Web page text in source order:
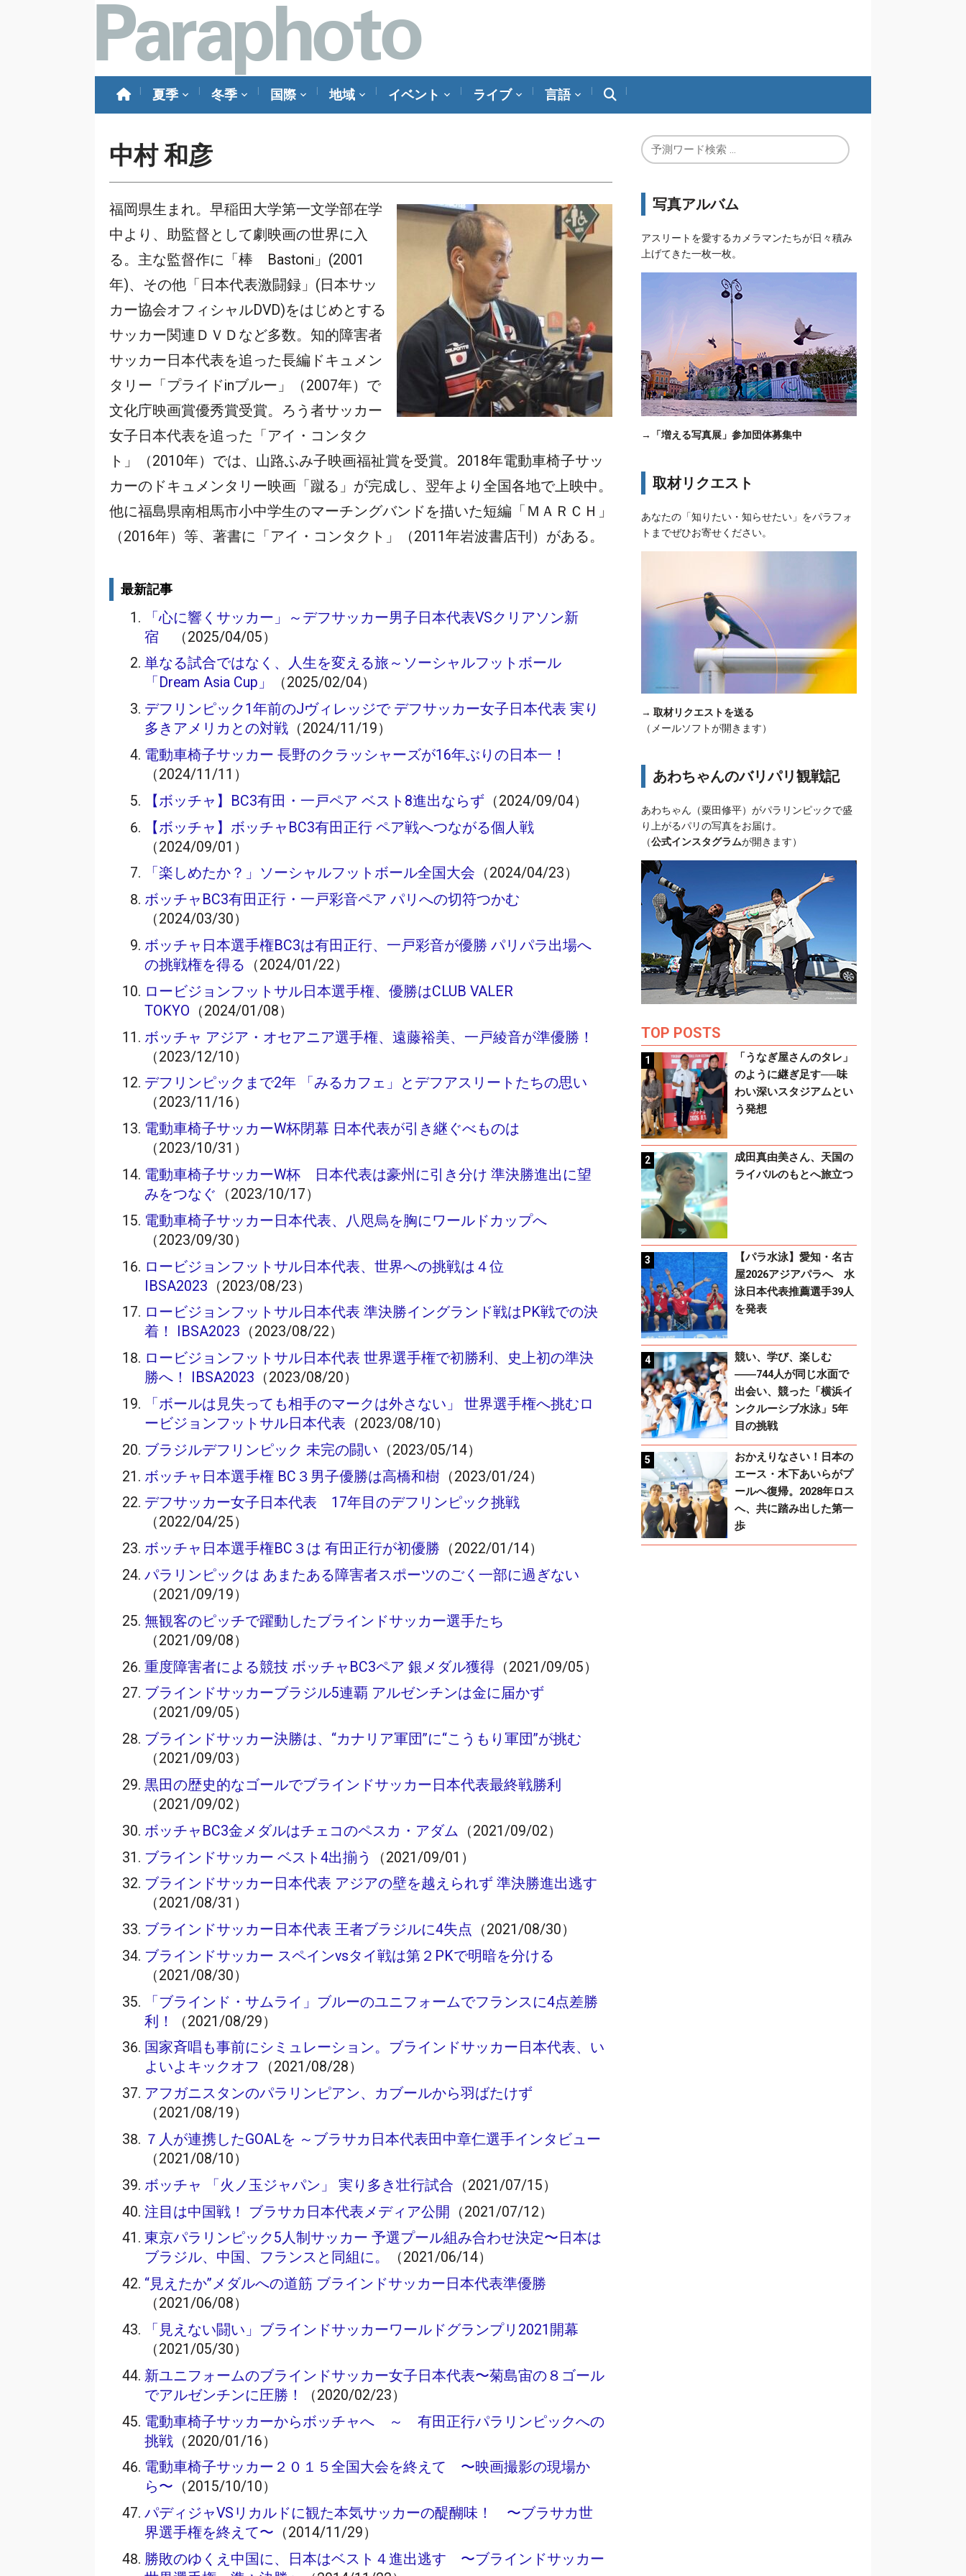
夏季 冬季 国際 地域 イベント ライブ 言語
中村 和彦
福岡県生まれ。早稲田大学第一文学部在学
中より、助監督として劇映画の世界に入
る。主な監督作に「棒 Bastoni」(2001
年)、その他「日本代表激闘録」(日本サッ
カー協会オフィシャルDVD)をはじめとする
サッカー関連ＤＶＤなど多数。知的障害者
サッカー日本代表を追った長編ドキュメン
タリー「プライドinブルー」（2007年）で
文化庁映画賞優秀賞受賞。ろう者サッカー
女子日本代表を追った「アイ・コンタク
ト」（2010年）では、山路ふみ子映画福祉賞を受賞。2018年電動車椅子サッ
カーのドキュメンタリー映画「蹴る」が完成し、翌年より全国各地で上映中。
他に福島県南相馬市小中学生のマーチングバンドを描いた短編「ＭＡＲＣＨ」
（2016年）等、著書に「アイ・コンタクト」（2011年岩波書店刊）がある。
最新記事
「心に響くサッカー」～デフサッカー男子日本代表VSクリアソン新
宿
（2025/04/05）
単なる試合ではなく、人生を変える旅～ソーシャルフットボール
「Dream Asia Cup」
（2025/02/04）
デフリンピック1年前のJヴィレッジで デフサッカー女子日本代表 実り
多きアメリカとの対戦 （2024/11/19）
電動車椅子サッカー 長野のクラッシャーズが16年ぶりの日本一！
（2024/11/11）
【ボッチャ】BC3有田・一戸ペア ベスト8進出ならず （2024/09/04）
【ボッチャ】ボッチャBC3有田正行 ペア戦へつながる個人戦
（2024/09/01）
「楽しめたか？」ソーシャルフットボール全国大会 （2024/04/23）
ボッチャBC3有田正行・一戸彩音ペア パリへの切符つかむ
（2024/03/30）
ボッチャ日本選手権BC3は有田正行、一戸彩音が優勝 パリパラ出場へ
の挑戦権を得る （2024/01/22）
ロービジョンフットサル日本選手権、優勝はCLUB VALER
TOKYO （2024/01/08）
ボッチャ アジア・オセアニア選手権、遠藤裕美、一戸綾音が準優勝！
（2023/12/10）
デフリンピックまで2年 「みるカフェ」とデフアスリートたちの思い
（2023/11/16）
電動車椅子サッカーW杯閉幕 日本代表が引き継ぐべものは
（2023/10/31）
電動車椅子サッカーW杯 日本代表は豪州に引き分け 準決勝進出に望
みをつなぐ （2023/10/17）
電動車椅子サッカー日本代表、八咫烏を胸にワールドカップへ
（2023/09/30）
ロービジョンフットサル日本代表、世界への挑戦は４位
IBSA2023 （2023/08/23）
ロービジョンフットサル日本代表 準決勝イングランド戦はPK戦での決
着！ IBSA2023 （2023/08/22）
ロービジョンフットサル日本代表 世界選手権で初勝利、史上初の準決
勝へ！ IBSA2023 （2023/08/20）
「ボールは見失っても相手のマークは外さない」 世界選手権へ挑むロ
ービジョンフットサル日本代表 （2023/08/10）
ブラジルデフリンピック 未完の闘い （2023/05/14）
ボッチャ日本選手権 BC３男子優勝は高橋和樹 （2023/01/24）
デフサッカー女子日本代表 17年目のデフリンピック挑戦
（2022/04/25）
ボッチャ日本選手権BC３は 有田正行が初優勝 （2022/01/14）
パラリンピックは あまたある障害者スポーツのごく一部に過ぎない
（2021/09/19）
無観客のピッチで躍動したブラインドサッカー選手たち
（2021/09/08）
重度障害者による競技 ボッチャBC3ペア 銀メダル獲得 （2021/09/05）
ブラインドサッカーブラジル5連覇 アルゼンチンは金に届かず
（2021/09/05）
ブラインドサッカー決勝は、“カナリア軍団”に“こうもり軍団”が挑む
（2021/09/03）
黒田の歴史的なゴールでブラインドサッカー日本代表最終戦勝利
（2021/09/02）
ボッチャBC3金メダルはチェコのペスカ・アダム （2021/09/02）
ブラインドサッカー ベスト4出揃う
（2021/09/01）
ブラインドサッカー日本代表 アジアの壁を越えられず 準決勝進出逃す
（2021/08/31）
ブラインドサッカー日本代表 王者ブラジルに4失点 （2021/08/30）
ブラインドサッカー スペインvsタイ戦は第２PKで明暗を分ける
（2021/08/30）
「ブラインド・サムライ」ブルーのユニフォームでフランスに4点差勝
利！
（2021/08/29）
国家斉唱も事前にシミュレーション。ブラインドサッカー日本代表、い
よいよキックオフ （2021/08/28）
アフガニスタンのパラリンピアン、カブールから羽ばたけず
（2021/08/19）
７人が連携したGOALを ～ブラサカ日本代表田中章仁選手インタビュー
（2021/08/10）
ボッチャ 「火ノ玉ジャパン」 実り多き壮行試合 （2021/07/15）
注目は中国戦！ ブラサカ日本代表メディア公開
（2021/07/12）
東京パラリンピック5人制サッカー 予選プール組み合わせ決定〜日本は
ブラジル、中国、フランスと同組に。
（2021/06/14）
“見えたか”メダルへの道筋 ブラインドサッカー日本代表準優勝
（2021/06/08）
「見えない闘い」ブラインドサッカーワールドグランプリ2021開幕
（2021/05/30）
新ユニフォームのブラインドサッカー女子日本代表〜菊島宙の８ゴール
でアルゼンチンに圧勝！
（2020/02/23）
電動車椅子サッカーからボッチャへ ～ 有田正行パラリンピックへの
挑戦 （2020/01/16）
電動車椅子サッカー２０１５全国大会を終えて 〜映画撮影の現場か
ら〜 （2015/10/10）
パディジャVSリカルドに観た本気サッカーの醍醐味！ 〜ブラサカ世
界選手権を終えて〜 （2014/11/29）
勝敗のゆくえ中国に、日本はベスト４進出逃す 〜ブラインドサッカー
写真アルバム
アスリートを愛するカメラマンたちが日々積み
上げてきた一枚一枚。
→ 「増える写真展」参加団体募集中
取材リクエスト
あなたの「知りたい・知らせたい」をパラフォ
トまでぜひお寄せください。
→ 取材リクエストを送る
（メールソフトが開きます）
あわちゃんのバリパリ観戦記
あわちゃん（粟田修平）がパラリンピックで盛
り上がるパリの写真をお届け。
（公式インスタグラムが開きます）
TOP POSTS
「うなぎ屋さんのタレ」
のように継ぎ足す──味
わい深いスタジアムとい
う発想
成田真由美さん、天国の
ライバルのもとへ旅立つ
【パラ水泳】愛知・名古
屋2026アジアパラへ 水
泳日本代表推薦選手39人
を発表
競い、学び、楽しむ
――744人が同じ水面で
出会い、競った「横浜イ
ンクルーシブ水泳」5年
目の挑戦
おかえりなさい！日本の
エース・木下あいらがプ
ールへ復帰。2028年ロス
へ、共に踏み出した第一
歩